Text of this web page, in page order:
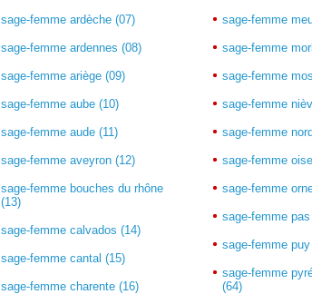
sage-femme ardèche (07)
sage-femme ardennes (08)
sage-femme ariège (09)
sage-femme aube (10)
sage-femme aude (11)
sage-femme aveyron (12)
sage-femme bouches du rhône
(13)
sage-femme calvados (14)
sage-femme cantal (15)
sage-femme charente (16)
sage-femme
sage-femme
sage-femme
sage-femme
sage-femme
sage-femme
sage-femme
sage-femme
sage-femme
sage-femme
(64)